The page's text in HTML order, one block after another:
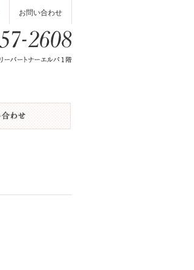
お問い合わせ